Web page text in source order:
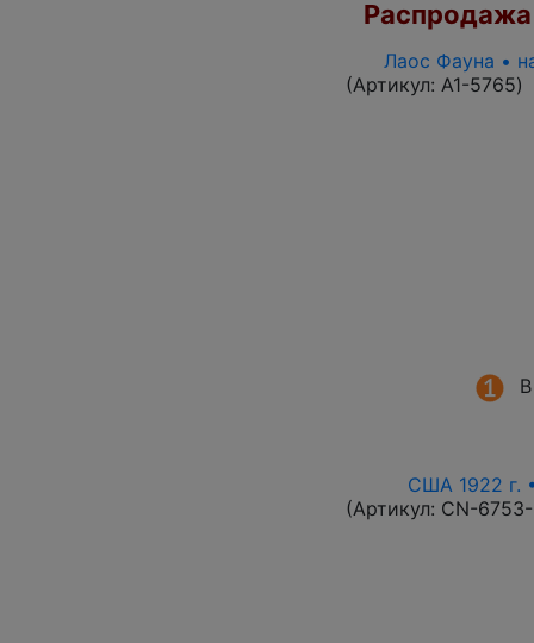
Распродажа
Лаос Фауна •
(Артикул: A1-5765)
США 1922 г.
(Артикул: CN-